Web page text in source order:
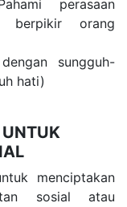
perasaan
berpikir orang
sungguh-
hati)
menciptakan
sosial atau